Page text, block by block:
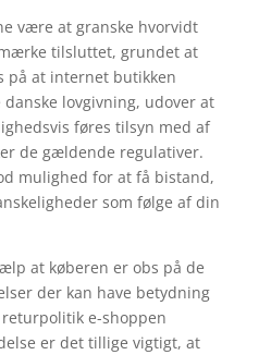
være at granske hvorvidt
tilsluttet, grundet at
på at internet butikken
lovgivning, udover at
føres tilsyn med af
de gældende regulativer.
mulighed for at få bistand,
som følge af din
at køberen er obs på de
der kan have betydning
e-shoppen
er det tillige vigtigt, at